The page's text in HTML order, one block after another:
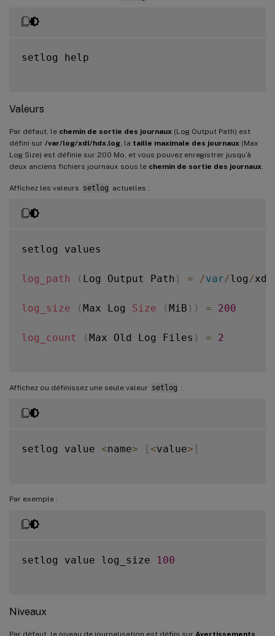
setlog help
Valeurs
Par défaut, le chemin de sortie des journaux (Log Output Path) est
défini sur /var/log/xdl/hdx.log , la taille maximale des journaux (Max
Log Size) est définie sur 200 Mo, et vous pouvez enregistrer jusqu’à
deux anciens fichiers journaux sous le chemin de sortie des journaux
Affichez les valeurs setlog actuelles :
setlog values
log_path ( Log Output Path ) = /var/log /xdl
log_size (Max Log Size (MiB ) ) = 200
log_count (Max Old Log Files ) = 2
Affichez ou définissez une seule valeur setlog :
setlog value <name> [ <value> ]
Par exemple :
setlog value log_size 100
Niveaux
Par défaut, le niveau de journalisation est défini sur Avertissements